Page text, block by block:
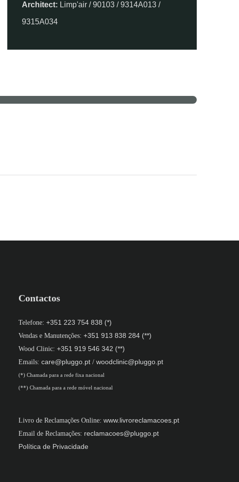
Architect: Limp'air / 90103 / 9314A013 /
9315A034
Contactos
Telefone:+351 223 754 838 (*)
Vendas e Manutenções:+351 913 838 284 (**)
Wood Clinic:+351 919 546 342 (**)
Emails:care@pluggo.pt /woodclinic@pluggo.pt
(*) Chamada para a rede fixa nacional
(**) Chamada para a rede móvel nacional
Livro de Reclamações Online:www.livroreclamacoes.pt
Email de Reclamações: reclamacoes@pluggo.pt
Política de Privacidade